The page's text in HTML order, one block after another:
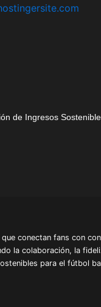
de Ingresos
conectan fans con
la colaboración, la
para el fútbol